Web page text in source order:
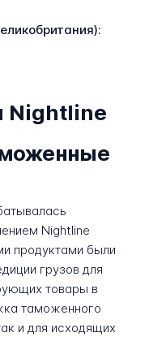
Nightline
Nightline
продуктами были
грузов для
товары в
таможенного
и для исходящих